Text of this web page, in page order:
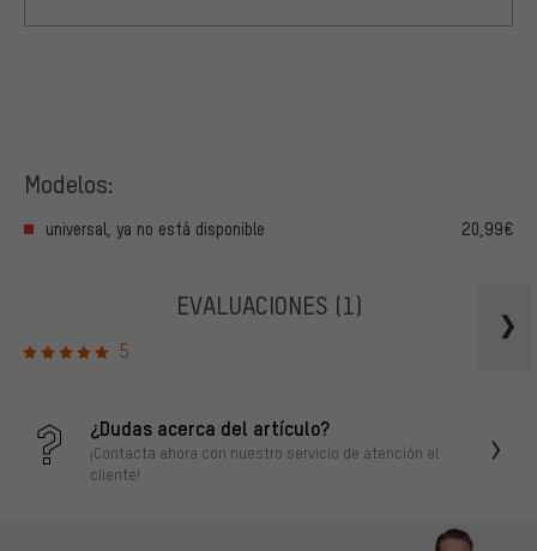
Modelos:
universal, ya no está disponible 20,99€
EVALUACIONES (1)
5
¿Dudas acerca del artículo?
¡Contacta ahora con nuestro servicio de atención al
cliente!